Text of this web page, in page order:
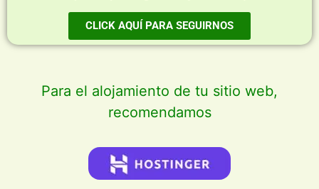
CLICK AQUÍ PARA SEGUIRNOS
Para el alojamiento de tu sitio web,
recomendamos